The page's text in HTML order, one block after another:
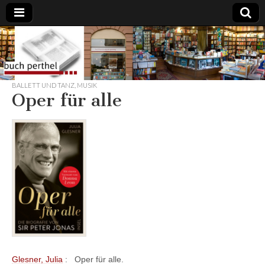
Buchhandlung
am Gasteig
BALLETT UND TANZ MUSIK
Oper für alle
Glesner, Julia : Oper für alle.